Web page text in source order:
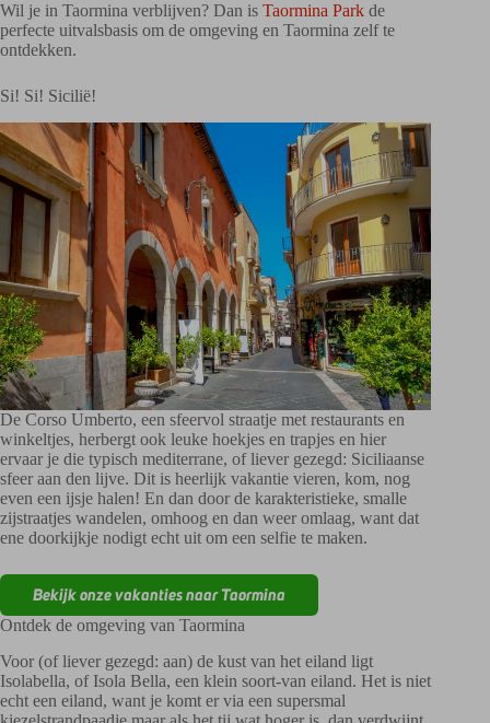
Wil je in Taormina verblijven? Dan is Taormina Park de
perfecte uitvalsbasis om de omgeving en Taormina zelf te
ontdekken.
Si! Si! Sicilië!
De Corso Umberto, een sfeervol straatje met restaurants en
winkeltjes, herbergt ook leuke hoekjes en trapjes en hier
ervaar je die typisch mediterrane, of liever gezegd: Siciliaanse
sfeer aan den lijve. Dit is heerlijk vakantie vieren, kom, nog
even een ijsje halen! En dan door de karakteristieke, smalle
zijstraatjes wandelen, omhoog en dan weer omlaag, want dat
ene doorkijkje nodigt echt uit om een selfie te maken.
Bekijk onze vakanties naar Taormina
Ontdek de omgeving van Taormina
Voor (of liever gezegd: aan) de kust van het eiland ligt
Isolabella, of Isola Bella, een klein soort-van eiland. Het is niet
echt een eiland, want je komt er via een supersmal